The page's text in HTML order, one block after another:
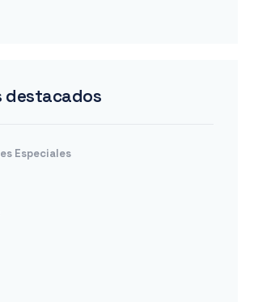
destacados
Especiales